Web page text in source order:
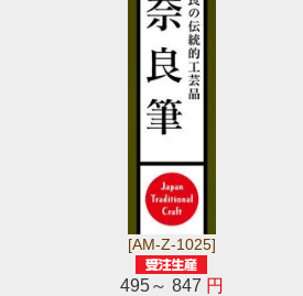
[AM-Z-1025]
495～ 847 円